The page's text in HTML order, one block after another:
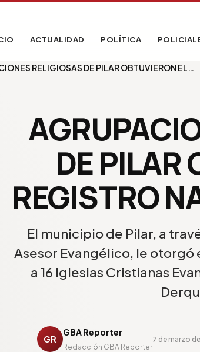
ACTUALIDAD POLÍTICA
RELIGIOSAS DE PILAR OBTUVIERON EL…
DE PILAR
REGISTRO
El municipio de Pilar, a
Asesor Evangélico, le otorgó
a 16 Iglesias Cristianas
GR
GBA Reporter
Redacción GBA Reporter
7 de marzo